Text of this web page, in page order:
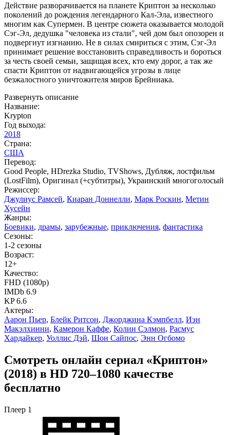
Действие разворачивается на планете Криптон за несколько
поколений до рождения легендарного Кал-Эла, известного
многим как Супермен. В центре сюжета оказывается молодой
Сэг-Эл, дедушка "человека из стали", чей дом был опозорен и
подвергнут изгнанию. Не в силах смириться с этим, Сэг-Эл
принимает решение восстановить справедливость и бороться
за честь своей семьи, защищая всех, кто ему дорог, а так же
спасти Криптон от надвигающейся угрозы в лице
безжалостного уничтожителя миров Брейниака.
Развернуть описание
Название:
Krypton
Год выхода:
2018
Страна:
США
Перевод:
Good People, HDrezka Studio, TVShows, Дубляж, лостфильм
(LostFilm), Оригинал (+субтитры), Украинский многоголосый
Режиссер:
Джулиус Рамсей, Киаран Доннелли, Марк Роскин, Метин
Хусейн
Жанры:
Боевики, драмы, зарубежные, приключения, фантастика
Сезоны:
1-2 сезоны
Возраст:
12+
Качество:
FHD (1080p)
IMDb 6.9
KP 6.6
Актеры:
Аарон Пьер, Блейк Ритсон, Джорджина Кэмпбелл, Иэн
Макэлхинни, Камерон Каффе, Колин Сэлмон, Расмус
Хардайкер, Уоллис Дэй, Шон Сайпос, Энн Огбомо
Смотреть онлайн сериал «Криптон»
(2018) в HD 720–1080 качестве
бесплатно
Плеер 1